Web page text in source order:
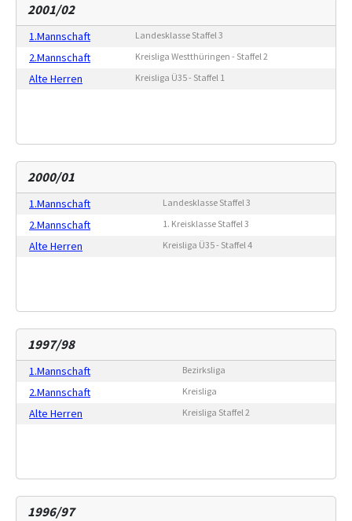
2001/02
1.Mannschaft Landesklasse Staffel 3
2.Mannschaft Kreisliga Westthüringen - Staffel 2
Alte Herren Kreisliga Ü35 - Staffel 1
2000/01
1.Mannschaft Landesklasse Staffel 3
2.Mannschaft 1. Kreisklasse Staffel 3
Alte Herren Kreisliga Ü35 - Staffel 4
1997/98
1.Mannschaft Bezirksliga
2.Mannschaft Kreisliga
Alte Herren Kreisliga Staffel 2
1996/97